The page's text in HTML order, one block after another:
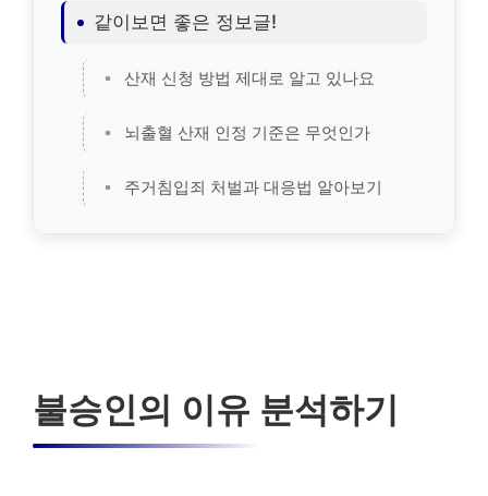
같이보면 좋은 정보글!
산재 신청 방법 제대로 알고 있나요
뇌출혈 산재 인정 기준은 무엇인가
주거침입죄 처벌과 대응법 알아보기
불승인의 이유 분석하기